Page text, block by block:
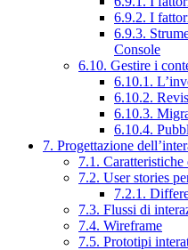
6.9.2. I
6.9.3.
Console
6.10. Gestire i
6.10.1.
6.10.2.
6.10.3.
6.10.4.
7. Progettazione
7.1. Caratteristiche
7.2. User stories
7.2.1.
7.3. Flussi di
7.4. Wireframe
7.5. Prototipi